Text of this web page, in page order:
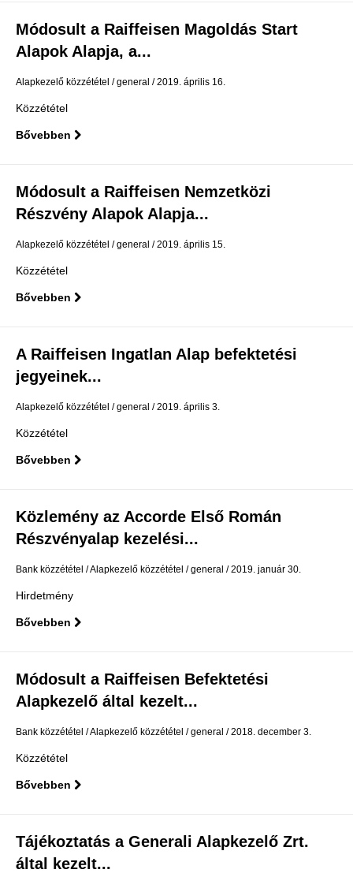
Módosult a Raiffeisen Magoldás Start
Alapok Alapja, a...
Alapkezelő közzététel general 2019. április 16.
Közzététel
Bővebben
Módosult a Raiffeisen Nemzetközi
Részvény Alapok Alapja...
Alapkezelő közzététel general 2019. április 15.
Közzététel
Bővebben
A Raiffeisen Ingatlan Alap befektetési
jegyeinek...
Alapkezelő közzététel general 2019. április 3.
Közzététel
Bővebben
Közlemény az Accorde Első Román
Részvényalap kezelési...
Bank közzététel Alapkezelő közzététel general 2019. január 30.
Hirdetmény
Bővebben
Módosult a Raiffeisen Befektetési
Alapkezelő által kezelt...
Bank közzététel Alapkezelő közzététel general 2018. december 3.
Közzététel
Bővebben
Tájékoztatás a Generali Alapkezelő Zrt.
által kezelt...